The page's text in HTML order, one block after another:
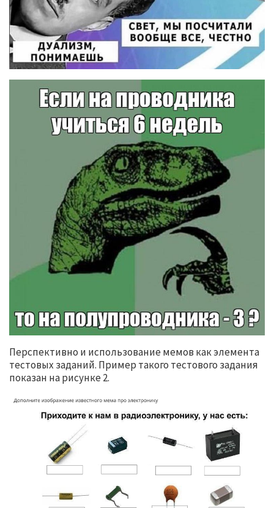
Перспективно и использование мемов как элемента
тестовых заданий. Пример такого тестового задания
показан на рисунке 2.